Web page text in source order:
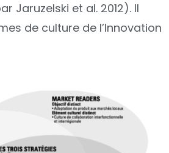
Jaruzelski et al. 2012). Il
de culture de l’Innovation